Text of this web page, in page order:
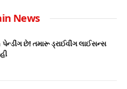
News
છે! તમારૂ ડ્રાઈવીંગ લાઈસન્સ